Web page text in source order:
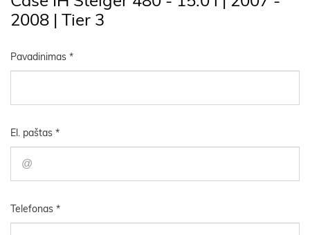
2008 | Tier 3
Pavadinimas *
El. paštas *
Telefonas *